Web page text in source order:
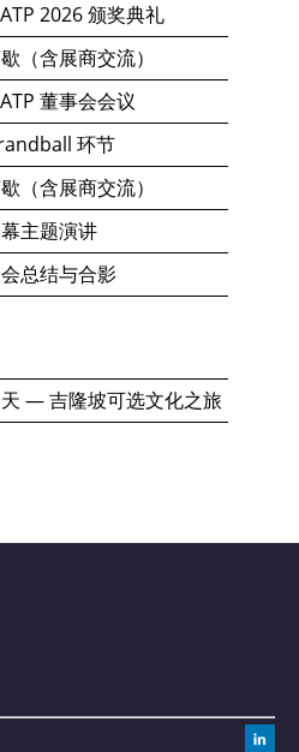
2026 颁奖典礼
（含展商交流）
董事会会议
环节
（含展商交流）
主题演讲
总结与合影
— 吉隆坡可选文化之旅